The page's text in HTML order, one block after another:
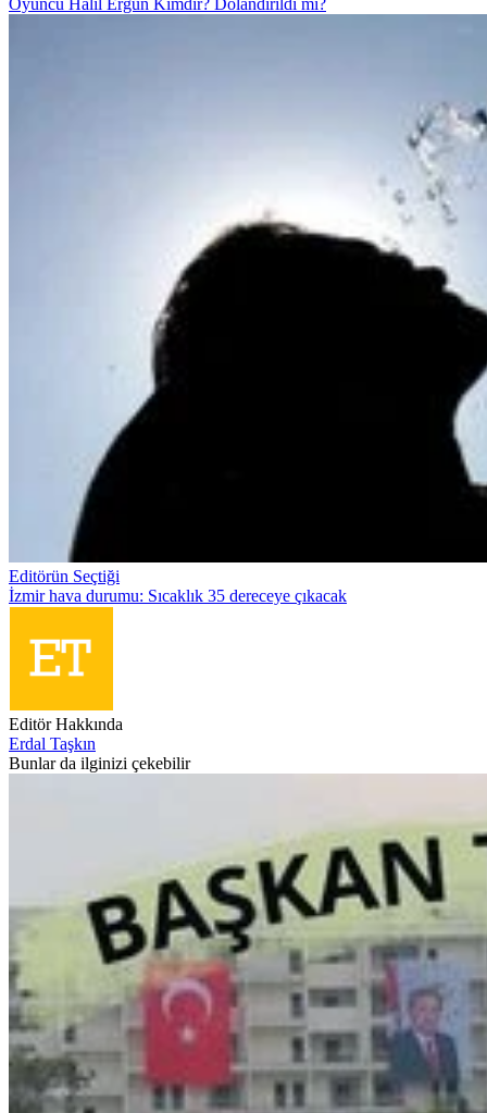
Oyuncu Halil Ergün Kimdir? Dolandırıldı mı?
Editörün Seçtiği
İzmir hava durumu: Sıcaklık 35 dereceye çıkacak
Editör Hakkında
Erdal Taşkın
Bunlar da ilginizi çekebilir